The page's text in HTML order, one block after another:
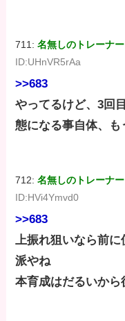
711:名無しのトレーナー
ID:UHnVR5rAa
>>683
やってるけど、3回
態になる事自体、
712:名無しのトレーナー
ID:HVi4Ymvd0
>>683
上振れ狙いなら前に
派やね
本育成はだるいから